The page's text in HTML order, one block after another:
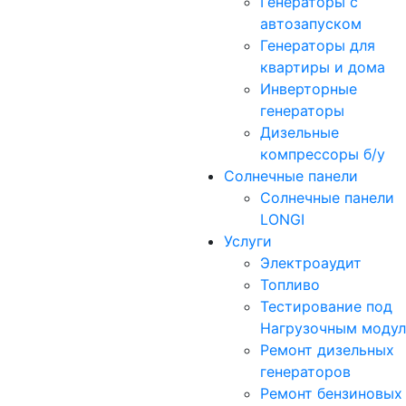
автозапуском
Генераторы для
квартиры и дома
Инверторные
генераторы
Дизельные
компрессоры б/у
Солнечные панели
Солнечные панели
LONGI
Услуги
Электроаудит
Топливо
Тестирование под
Нагрузочным
Ремонт дизельных
генераторов
Ремонт бензиновых